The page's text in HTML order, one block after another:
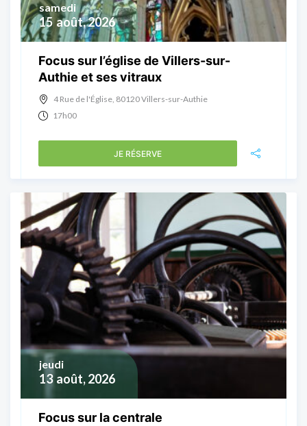
15 août, 2026
samedi
Focus sur l’église de Villers-sur-
Authie et ses vitraux
4 Rue de l'Église, 80120 Villers-sur-Authie
17h00
JE RÉSERVE
13 août, 2026
jeudi
Focus sur la centrale